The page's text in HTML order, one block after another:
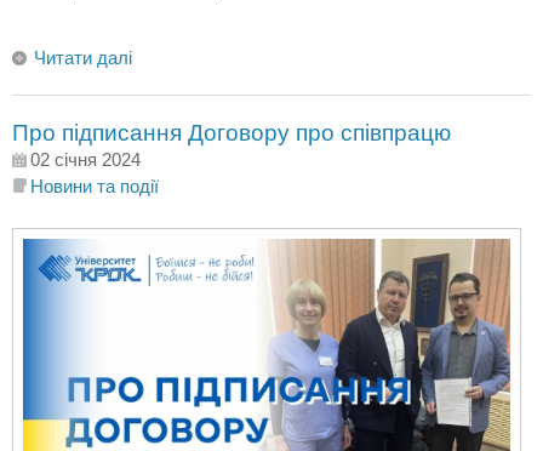
Читати далі
Про підписання Договору про співпрацю
02 січня 2024
Новини та події